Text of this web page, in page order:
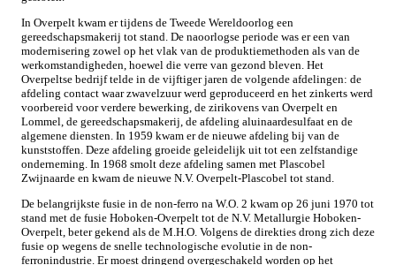
In Overpelt kwam er tijdens de Tweede Wereldoorlog een
gereedschapsmakerij tot stand. De naoorlogse periode was er een van
modernisering zowel op het vlak van de produktiemethoden als van de
werkomstandigheden, hoewel die verre van gezond bleven. Het
Overpeltse bedrijf telde in de vijftiger jaren de volgende afdelingen: de
afdeling contact waar zwavelzuur werd geproduceerd en het zinkerts werd
voorbereid voor verdere bewerking, de zirikovens van Overpelt en
Lommel, de gereedschapsmakerij, de afdeling aluinaardesulfaat en de
algemene diensten. In 1959 kwam er de nieuwe afdeling bij van de
kunststoffen. Deze afdeling groeide geleidelijk uit tot een zelfstandige
onderneming. In 1968 smolt deze afdeling samen met Plascobel
Zwijnaarde en kwam de nieuwe N.V. Overpelt-Plascobel tot stand.
De belangrijkste fusie in de non-ferro na W.O. 2 kwam op 26 juni 1970 tot
stand met de fusie Hoboken-Overpelt tot de N.V. Metallurgie Hoboken-
Overpelt, beter gekend als de M.H.O. Volgens de direkties drong zich deze
fusie op wegens de snelle technologische evolutie in de non-
ferronindustrie. Er moest dringend overgeschakeld worden op het